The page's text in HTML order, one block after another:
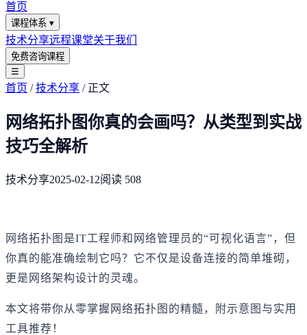
首页
课程体系 ▾
技术分享远程课堂关于我们
免费咨询课程
☰
首页 /技术分享 / 正文
网络拓扑图你真的会画吗？从类型到实战
技巧全解析
技术分享2025-02-12阅读 508
网络拓扑图是IT工程师和网络管理员的“可视化语言”，但
你真的能准确绘制它吗？它不仅是设备连接的简单堆砌，
更是网络架构设计的灵魂。
本文将带你从零掌握网络拓扑图的精髓，附示意图与实用
工具推荐！